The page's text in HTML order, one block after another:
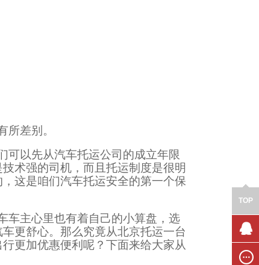
差别。
可以先从汽车托运公司的成立年限
术强的司机，而且托运制度是很明
这是咱们汽车托运安全的第一个保
车主心里也有着自己的小算盘，选
更舒心。那么究竟从北京托运一台
更加优惠便利呢？下面来给大家从
TOP
联系我